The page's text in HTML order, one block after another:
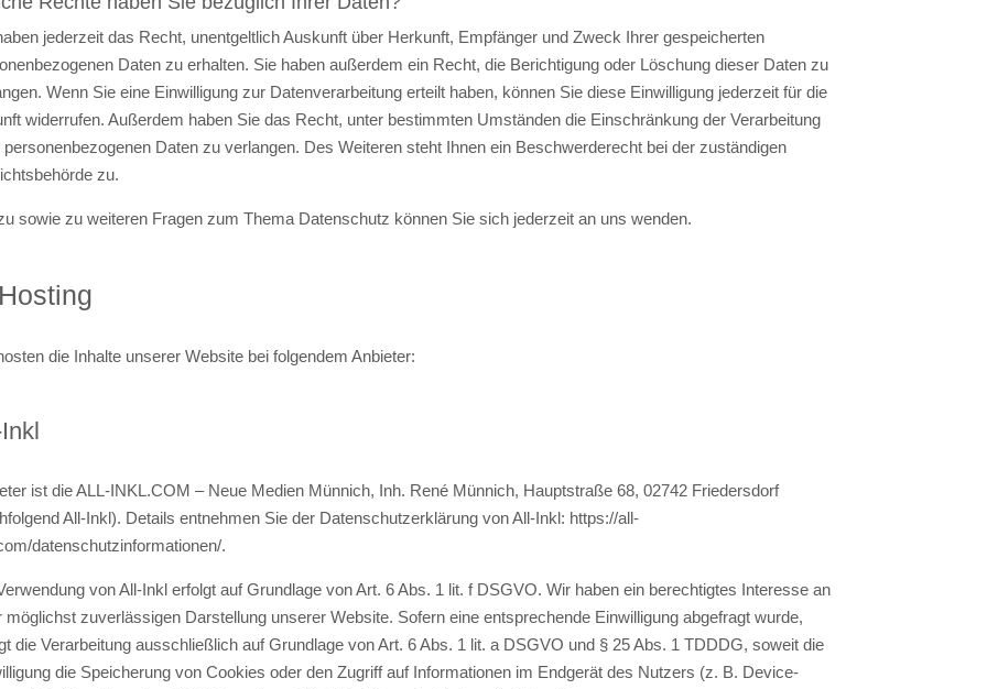
jederzeit das Recht, unentgeltlich Auskunft über Herkunft, Empfänger und Zweck Ihrer gespeicherten
Daten zu erhalten. Sie haben außerdem ein Recht, die Berichtigung oder Löschung dieser Daten zu
Wenn Sie eine Einwilligung zur Datenverarbeitung erteilt haben, können Sie diese Einwilligung jederzeit für die
widerrufen. Außerdem haben Sie das Recht, unter bestimmten Umständen die Einschränkung der Verarbeitung
personenbezogenen Daten zu verlangen. Des Weiteren steht Ihnen ein Beschwerderecht bei der zuständigen
zu.
sowie zu weiteren Fragen zum Thema Datenschutz können Sie sich jederzeit an uns wenden.
die Inhalte unserer Website bei folgendem Anbieter:
ist die ALL-INKL.COM – Neue Medien Münnich, Inh. René Münnich, Hauptstraße 68, 02742 Friedersdorf
All-Inkl). Details entnehmen Sie der Datenschutzerklärung von All-Inkl: https://all-
datenschutzinformationen/.
von All-Inkl erfolgt auf Grundlage von Art. 6 Abs. 1 lit. f DSGVO. Wir haben ein berechtigtes Interesse an
möglichst zuverlässigen Darstellung unserer Website. Sofern eine entsprechende Einwilligung abgefragt wurde,
die Verarbeitung ausschließlich auf Grundlage von Art. 6 Abs. 1 lit. a DSGVO und § 25 Abs. 1 TDDDG, soweit die
die Speicherung von Cookies oder den Zugriff auf Informationen im Endgerät des Nutzers (z. B. Device-